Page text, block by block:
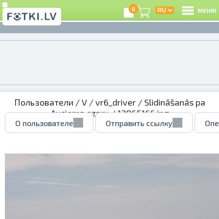
0 МЕНЮ
Пользователи /V/vr6_driver/ Slidināšanās pa
Auciema ezeru/ 12865166.jpg
О пользователе Отправить ссылку